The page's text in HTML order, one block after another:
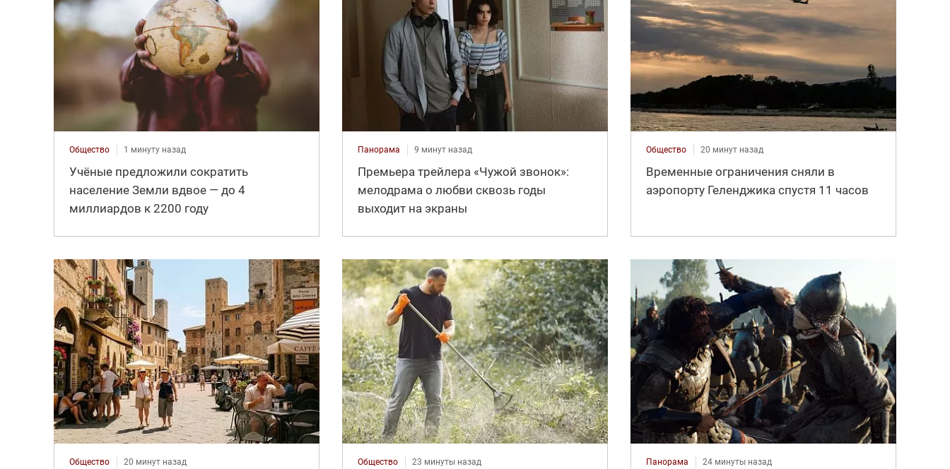
Общество 1 минуту назад
Учёные предложили сократить
население Земли вдвое — до 4
миллиардов к 2200 году
Панорама 9 минут назад
Премьера трейлера «Чужой звонок»:
мелодрама о любви сквозь годы
выходит на экраны
Общество 20 минут назад
Временные ограничения сняли в
аэропорту Геленджика спустя 11 часов
Общество 20 минут назад Общество 23 минуты назад Панорама 24 минуты назад